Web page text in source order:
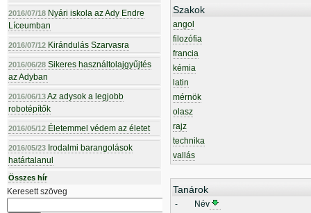
2016/07/18 Nyári iskola az Ady Endre
Líceumban
2016/07/12 Kirándulás Szarvasra
2016/06/28 Sikeres használtolajgyűjtés
az Adyban
2016/06/13Az adysok a legjobb
robotépítők
2016/05/12 Életemmel védem az életet
2016/05/23 Irodalmi barangolások
határtalanul
Összes hír
Keresett szöveg
Szakok
angol
filozófia
francia
kémia
latin
mérnök
olasz
rajz
technika
vallás
Tanárok
- Név